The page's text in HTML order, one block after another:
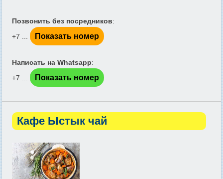
Позвонить без посредников:
+7 ...
Показать номер
Написать на Whatsapp:
+7 ...
Показать номер
Кафе Ыстык чай